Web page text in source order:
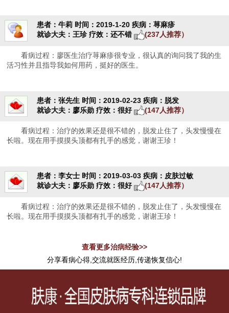
患者：牛莉 时间：2019-1-20 疾病：荨麻疹
就诊大夫：王珍 疗效：还不错 (237人推荐）
看病过程：廖医生治疗荨麻疹很专业，很认真的询问我了我的生
活习性并且指导我如何用药，挺好的医生。
患者：张先生 时间：2019-02-23 疾病：脱发
就诊大夫：廖乐勋 疗效：很好 (147人推荐）
看病过程：治疗的效果还是很不错的，脱发止住了，头发慢慢在
长啦。现在用手摸摸头顶都有扎手的感觉，谢谢王珍！
患者：李女士 时间：2019-03-03 疾病：皮肤过敏
就诊大夫：廖乐勋 疗效：很好 (147人推荐）
看病过程：治疗的效果还是很不错的，脱发止住了，头发慢慢在
长啦。现在用手摸摸头顶都有扎手的感觉，谢谢王珍！
查看更多治病经验>>
分享看病心得,交流就医经历,传递恢复信心!